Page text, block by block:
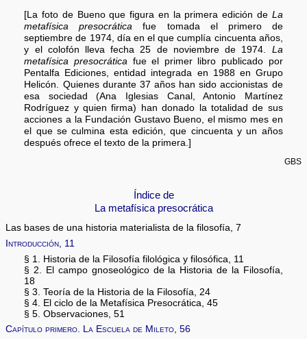
[La foto de Bueno que figura en la primera edición de La
metafísica presocrática fue tomada el primero de
septiembre de 1974, día en el que cumplía cincuenta años,
y el colofón lleva fecha 25 de noviembre de 1974. La
metafísica presocrática fue el primer libro publicado por
Pentalfa Ediciones, entidad integrada en 1988 en Grupo
Helicón. Quienes durante 37 años han sido accionistas de
esa sociedad (Ana Iglesias Canal, Antonio Martínez
Rodríguez y quien firma) han donado la totalidad de sus
acciones a la Fundación Gustavo Bueno, el mismo mes en
el que se culmina esta edición, que cincuenta y un años
después ofrece el texto de la primera.]
GBS
Índice de
La metafísica presocrática
Las bases de una historia materialista de la filosofía, 7
Introducción, 11
§ 1. Historia de la Filosofía filológica y filosófica, 11
§ 2. El campo gnoseológico de la Historia de la Filosofía,
18
§ 3. Teoría de la Historia de la Filosofía, 24
§ 4. El ciclo de la Metafísica Presocrática, 45
§ 5. Observaciones, 51
Capítulo primero. La Escuela de Mileto, 56